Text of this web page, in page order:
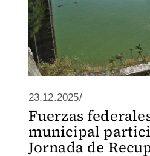
23.12.2025/
Fuerzas
municipal
Jornada de